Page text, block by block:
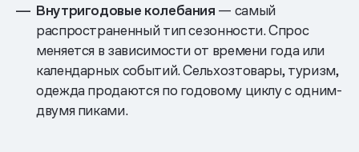
Внутригодовые колебания — самый
распространенный тип сезонности. Спрос
меняется в зависимости от времени года или
календарных событий. Сельхозтовары, туризм,
одежда продаются по годовому циклу с одним-
двумя пиками.